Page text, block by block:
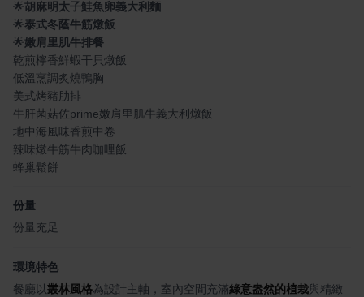
🌟胡麻明太子鮭魚卵義大利麵
🌟泰式冬蔭牛筋燉飯
🌟嫩肩里肌牛排餐
乾煎檸香鮮蝦干貝燉飯
低溫烹調炙燒鴨胸
美式烤豬肋排
牛肝菌菇佐prime嫩肩里肌牛義大利燉飯
地中海風味香煎中卷
辣味燉牛筋牛肉咖哩飯
蜂巢鬆餅
份量
份量充足
環境特色
餐廳以叢林風格為設計主軸，室內空間充滿綠意盎然的植栽與精緻